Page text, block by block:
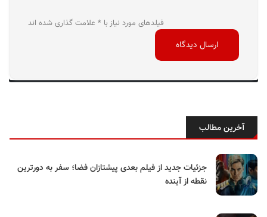
فیلدهای مورد نیاز با * علامت گذاری شده اند
آخرین مطالب
جزئیات جدید از فیلم بعدی پیشتازان فضا؛ سفر به دورترین
نقطه از آینده